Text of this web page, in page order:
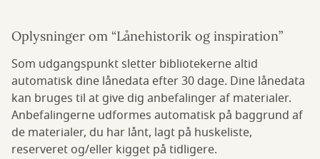
Oplysninger om “Lånehistorik og inspiration”
Som udgangspunkt sletter bibliotekerne altid
automatisk dine lånedata efter 30 dage. Dine lånedata
kan bruges til at give dig anbefalinger af materialer.
Anbefalingerne udformes automatisk på baggrund af
de materialer, du har lånt, lagt på huskeliste,
reserveret og/eller kigget på tidligere.